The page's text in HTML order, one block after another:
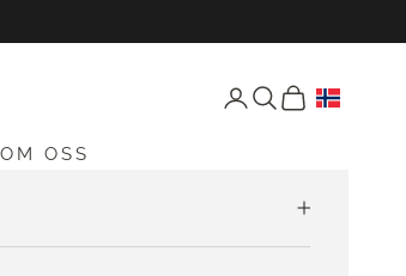
Åpne konto-siden
Åpne søk
Åpen vogn
OM OSS